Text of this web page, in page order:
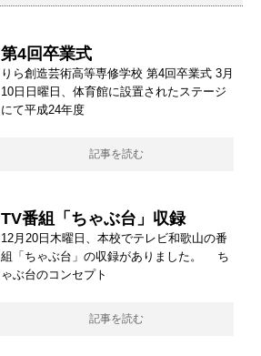
第4回卒業式
りら創造芸術高等専修学校 第4回卒業式 3月
10日日曜日、体育館に設置されたステージ
にて平成24年度
記事を読む
TV番組「ちゃぶ台」収録
12月20日木曜日、本校でテレビ和歌山の番
組「ちゃぶ台」の収録がありました。 ち
ゃぶ台のコンセプト
記事を読む